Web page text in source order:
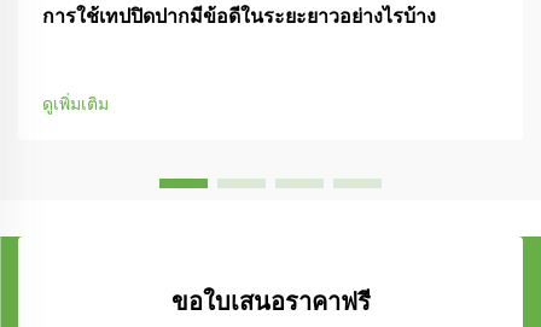
การใช้เทปปิดปากมีข้อดีในระยะยาวอย่างไรบ้าง
ดูเพิ่มเติม
ขอใบเสนอราคาฟรี